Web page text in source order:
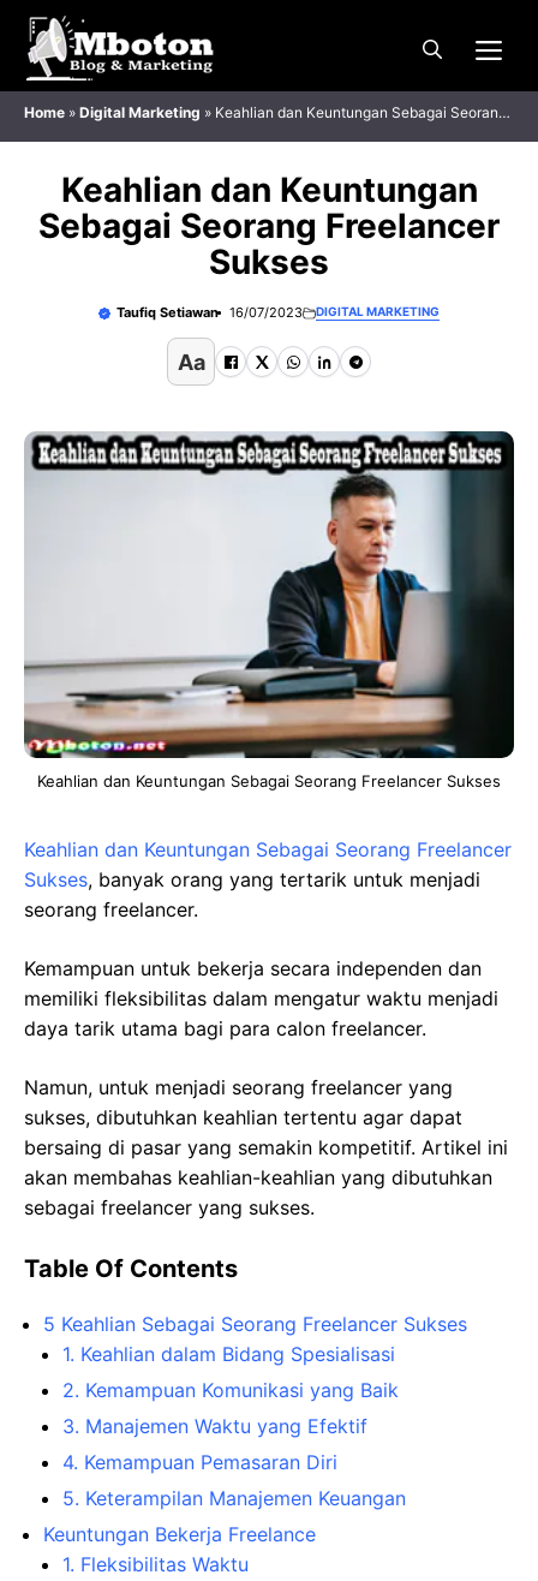
Langsung
Home » Digital Marketing » Keahlian dan Keuntungan Sebagai Seorang
Freelancer Sukses
Keahlian dan Keuntungan
Sebagai Seorang Freelancer
Sukses
Taufiq Setiawan 16/07/2023 DIGITAL MARKETING
Aa
Keahlian dan Keuntungan Sebagai Seorang Freelancer Sukses
Keahlian dan Keuntungan Sebagai Seorang Freelancer
Sukses, banyak orang yang tertarik untuk menjadi
seorang freelancer.
Kemampuan untuk bekerja secara independen dan
memiliki fleksibilitas dalam mengatur waktu menjadi
daya tarik utama bagi para calon freelancer.
Namun, untuk menjadi seorang freelancer yang
sukses, dibutuhkan keahlian tertentu agar dapat
bersaing di pasar yang semakin kompetitif. Artikel ini
akan membahas keahlian-keahlian yang dibutuhkan
sebagai freelancer yang sukses.
Table Of Contents
5 Keahlian Sebagai Seorang Freelancer Sukses
1. Keahlian dalam Bidang Spesialisasi
2. Kemampuan Komunikasi yang Baik
3. Manajemen Waktu yang Efektif
4. Kemampuan Pemasaran Diri
5. Keterampilan Manajemen Keuangan
Keuntungan Bekerja Freelance
1. Fleksibilitas Waktu